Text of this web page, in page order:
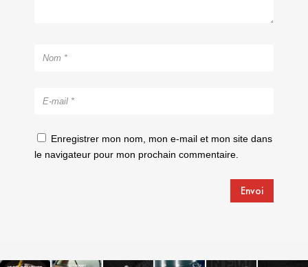
Enregistrer mon nom, mon e-mail et mon site dans
le navigateur pour mon prochain commentaire.
Envoi